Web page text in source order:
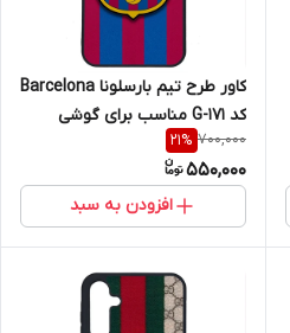
کاور طرح تیم بارسلونا Barcelona
کد G-171 مناسب برای گوشی
/ A16 5G
700,000
21%
550,000
افزودن به سبد